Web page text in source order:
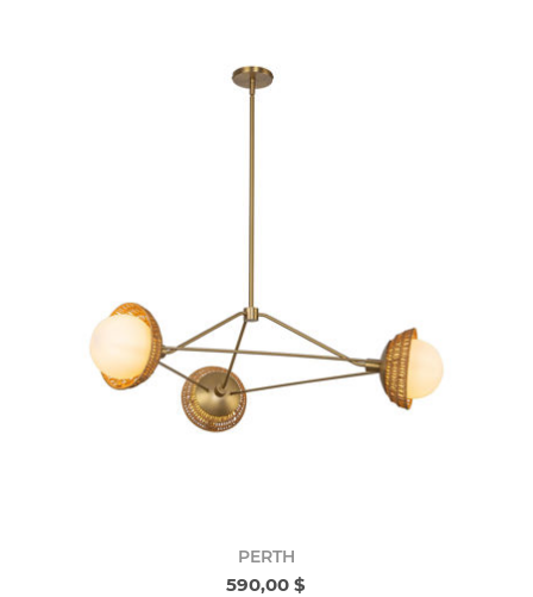
PERTH
590,00 $